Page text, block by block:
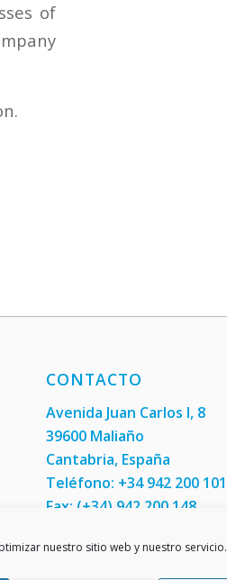
nuestro sitio web y nuestro servicio.
of
CONTACTO
Avenida Juan Carlos I, 8
39600 Maliaño
Cantabria, España
Teléfono: +34 942 200 101
Fax: (+34) 942 200 148